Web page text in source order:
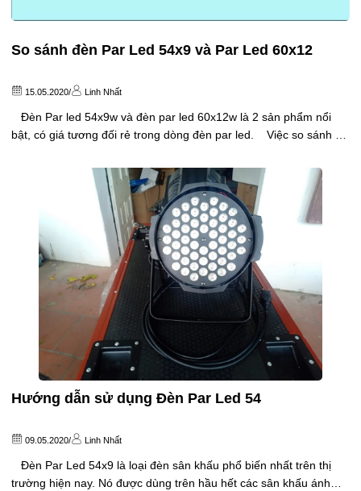
So sánh đèn Par Led 54x9 và Par Led 60x12
15.05.2020/ Linh Nhất
Đèn Par led 54x9w và đèn par led 60x12w là 2 sản phẩm nổi
bật, có giá tương đối rẻ trong dòng đèn par led. Việc so sánh 2
lựa chọn cho mình được cây đèn...
Hướng dẫn sử dụng Đèn Par Led 54
09.05.2020/ Linh Nhất
Đèn Par Led 54x9 là loại đèn sân khấu phổ biến nhất trên thị
trường hiện nay. Nó được dùng trên hầu hết các sân khấu ánh